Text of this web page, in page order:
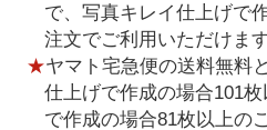
で、写真キレイ仕上げで
注文でご利用いただけます
★ヤマト宅急便の送料無料
仕上げで作成の場合101
で作成の場合81枚以上の